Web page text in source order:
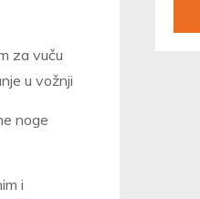
za vuču
u vožnji
noge
i